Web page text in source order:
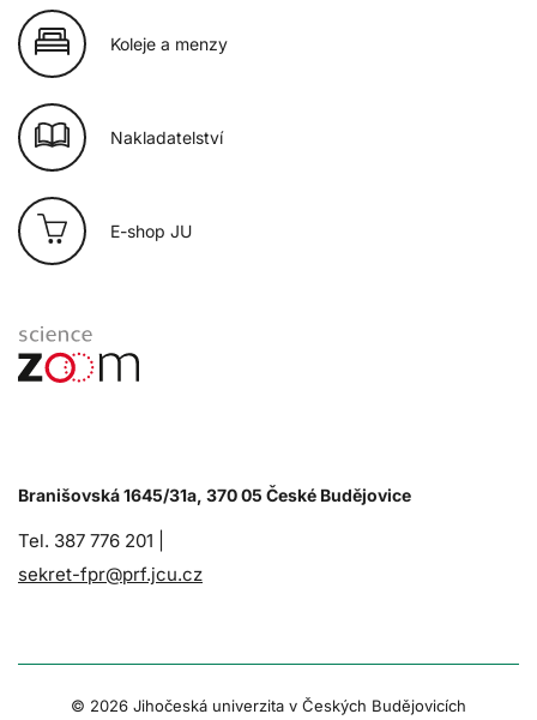
Koleje a menzy
Nakladatelství
E-shop JU
Branišovská 1645/31a, 370 05 České Budějovice
Tel. 387 776 201 |
sekret-fpr@prf.jcu.cz
© 2026 Jihočeská univerzita v Českých Budějovicích